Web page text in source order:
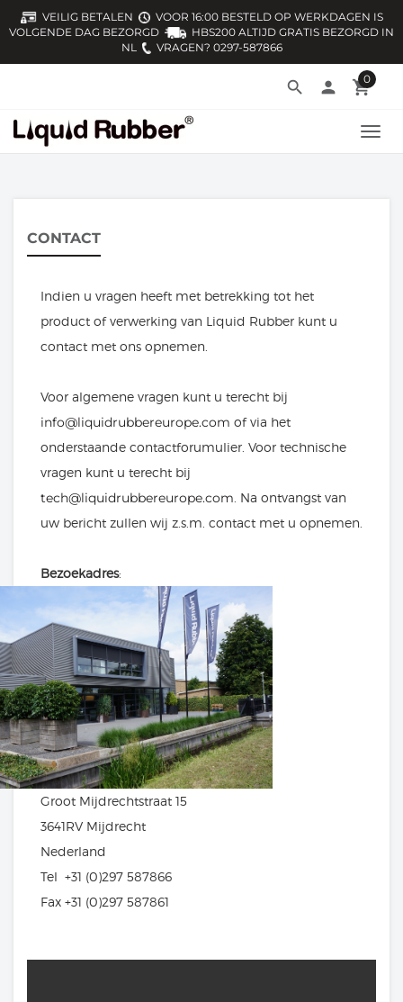
VEILIG BETALEN
VOOR 16:00 BESTELD OP WERKDAGEN IS
VOLGENDE DAG BEZORGD
HBS200 ALTIJD GRATIS BEZORGD IN
NL
VRAGEN? 0297-587866
local_grocery_store
0
search person
CONTACT
Indien u vragen heeft met betrekking tot het
product of verwerking van Liquid Rubber kunt u
contact met ons opnemen.
Voor algemene vragen kunt u terecht bij
info@liquidrubbereurope.com of via het
onderstaande contactforumulier. Voor technische
vragen kunt u terecht bij
tech@liquidrubbereurope.com . Na ontvangst van
uw bericht zullen wij z.s.m. contact met u opnemen.
Bezoekadres:
Groot Mijdrechtstraat 15
3641RV Mijdrecht
Nederland
Tel +31 (0)297 587866
Fax +31 (0)297 587861